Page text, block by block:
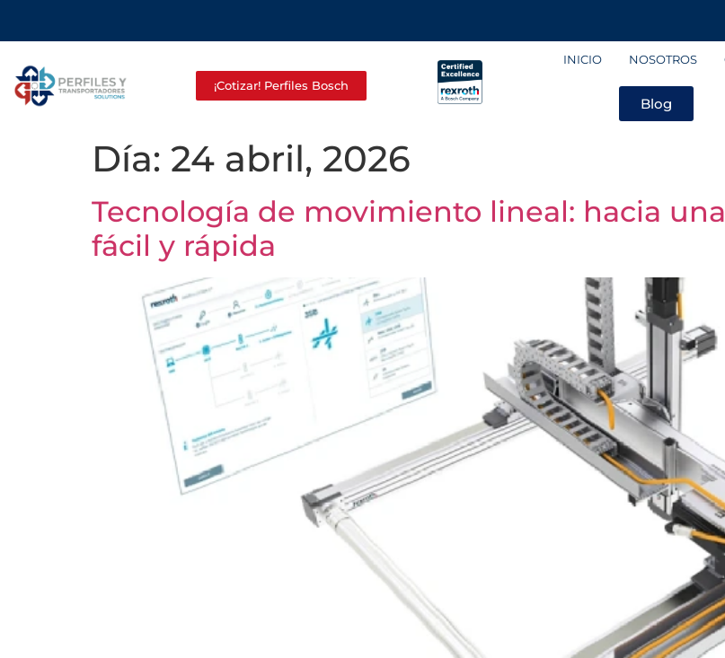
¡Cotizar! Perfiles Bosch
INICIO NOSOTROS
Blog
Día: 24 abril, 2026
Tecnología de movimiento lineal: hacia
fácil y rápida